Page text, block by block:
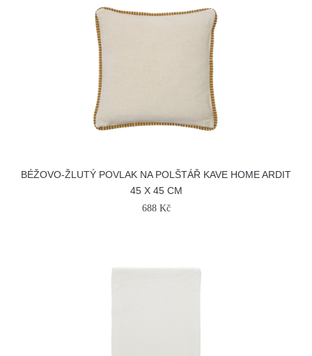
BÉŽOVO-ŽLUTÝ POVLAK NA POLŠTÁŘ KAVE HOME ARDIT
45 X 45 CM
688 Kč